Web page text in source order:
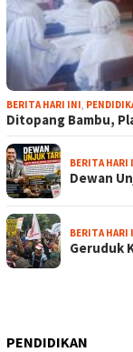
BERITA HARI INI,
Ditopang Bambu,
BERITA HARI
Dewan
BERITA HARI
Geruduk
PENDIDIKAN